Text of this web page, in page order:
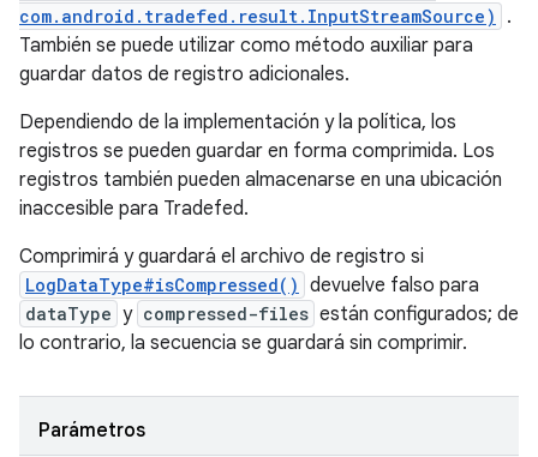
com.android.tradefed.result.InputStreamSource)
.
También se puede utilizar como método auxiliar para
guardar datos de registro adicionales.
Dependiendo de la implementación y la política, los
registros se pueden guardar en forma comprimida. Los
registros también pueden almacenarse en una ubicación
inaccesible para Tradefed.
Comprimirá y guardará el archivo de registro si
LogDataType#isCompressed() devuelve falso para
dataType y compressed-files están configurados; de
lo contrario, la secuencia se guardará sin comprimir.
Parámetros